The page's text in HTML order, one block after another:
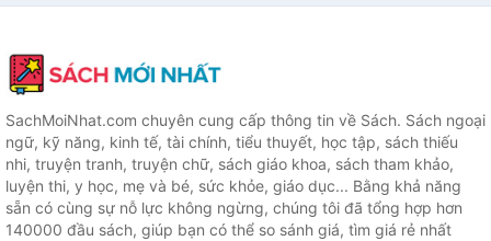
SachMoiNhat.com chuyên cung cấp thông tin về Sách. Sách ngoại
ngữ, kỹ năng, kinh tế, tài chính, tiểu thuyết, học tập, sách thiếu
nhi, truyện tranh, truyện chữ, sách giáo khoa, sách tham khảo,
luyện thi, y học, mẹ và bé, sức khỏe, giáo dục... Bằng khả năng
sẵn có cùng sự nỗ lực không ngừng, chúng tôi đã tổng hợp hơn
140000 đầu sách, giúp bạn có thể so sánh giá, tìm giá rẻ nhất